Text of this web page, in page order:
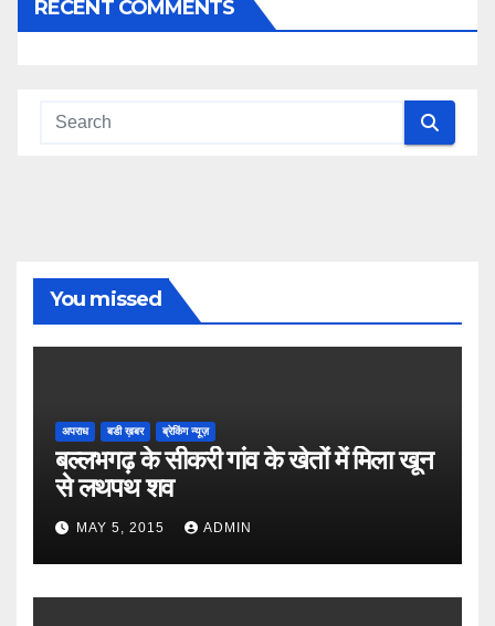
RECENT COMMENTS
You missed
अपराध बडी ख़बर ब्रेकिंग न्यूज़
बल्लभगढ़ के सीकरी गांव के खेतों में मिला खून
से लथपथ शव
MAY 5, 2015 ADMIN